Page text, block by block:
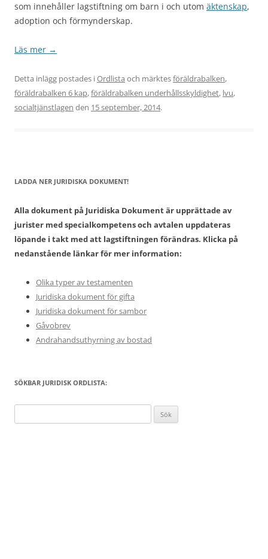
som innehåller lagstiftning om barn i och utom äktenskap,
adoption och förmynderskap.
Läs mer →
Detta inlägg postades iOrdlista och märktesföräldrabalken,
föräldrabalken 6 kap,föräldrabalken underhållsskyldighet, lvu,
socialtjänstlagen den 15 september, 2014.
LADDA NER JURIDISKA DOKUMENT!
Alla dokument på Juridiska Dokument är upprättade av
jurister med specialkompetens och avtalen uppdateras
löpande i takt med att lagstiftningen förändras. Klicka på
nedanstående länkar för mer information:
Olika typer av testamenten
Juridiska dokument för gifta
Juridiska dokument för sambor
Gåvobrev
Andrahandsuthyrning av bostad
SÖKBAR JURIDISK ORDLISTA:
efter: